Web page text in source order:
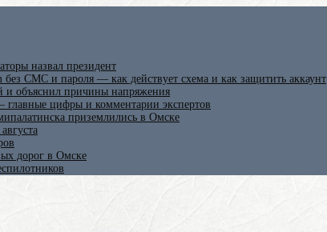
назвал президент
СМС и пароля — как действует схема и как защитить аккаунт
и объяснил причины напряжения
цифры и комментарии экспертов
приземлились в Омске
дорог в Омске